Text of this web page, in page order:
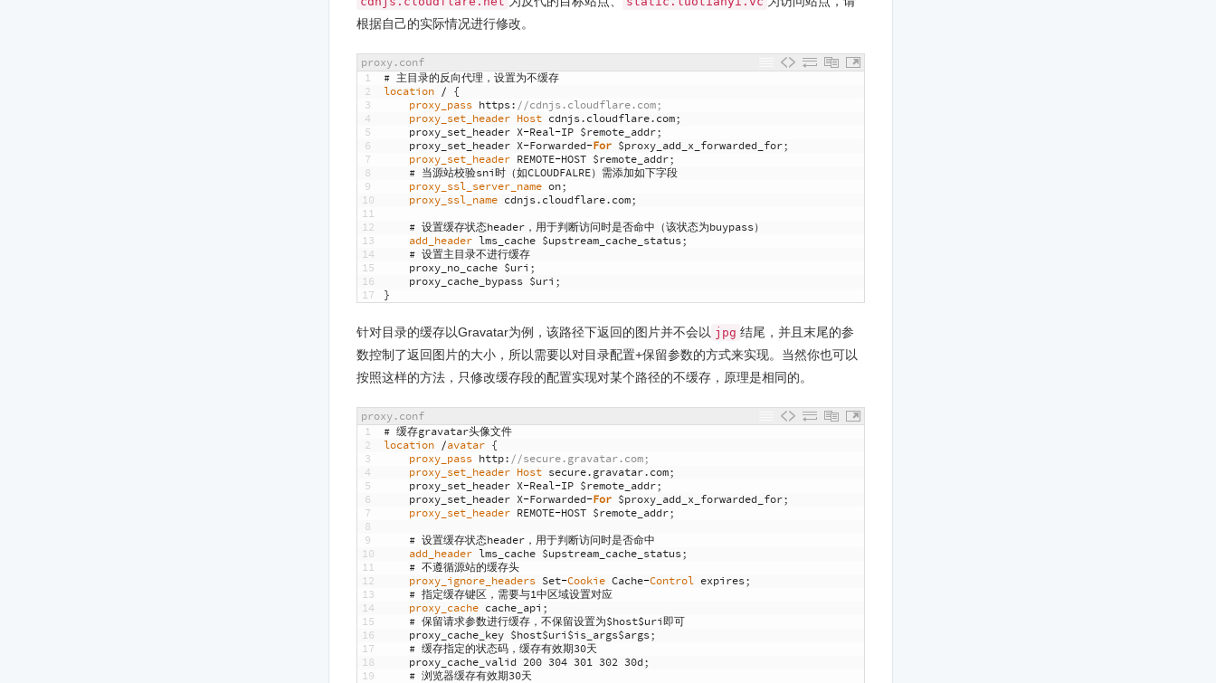
根据自己的实际情况进行修改。
proxy.conf
1
2
3
4
5
6
7
8
9
10
11
12
13
14
15
16
17
# 主目录的反向代理，设置为不缓存
location / {
proxy_pass https://cdnjs.cloudflare.com;
proxy_set_header Host cdnjs.cloudflare.com;
proxy_set_header X-Real-IP $remote_addr;
proxy_set_header X-Forwarded-For $proxy_add_x_forwarded_for;
proxy_set_header REMOTE-HOST $remote_addr;
# 当源站校验sni时（如CLOUDFALRE）需添加如下字段
proxy_ssl_server_name on;
proxy_ssl_name cdnjs.cloudflare.com;
# 设置缓存状态header，用于判断访问时是否命中（该状态为buypass）
add_header lms_cache $upstream_cache_status;
# 设置主目录不进行缓存
proxy_no_cache $uri ;
proxy_cache_bypass $uri ;
}
针对目录的缓存以Gravatar为例，该路径下返回的图片并不会以 jpg 结尾，并且末尾的参
数控制了返回图片的大小，所以需要以对目录配置+保留参数的方式来实现。当然你也可以
按照这样的方法，只修改缓存段的配置实现对某个路径的不缓存，原理是相同的。
proxy.conf
1
2
3
4
5
6
7
8
9
10
11
12
13
14
15
16
17
18
19
# 缓存gravatar头像文件
location /avatar {
proxy_pass http://secure.gravatar.com;
proxy_set_header Host secure.gravatar.com;
proxy_set_header X-Real-IP $remote_addr;
proxy_set_header X-Forwarded-For $proxy_add_x_forwarded_for;
proxy_set_header REMOTE-HOST $remote_addr;
# 设置缓存状态header，用于判断访问时是否命中
add_header lms_cache $upstream_cache_status;
# 不遵循源站的缓存头
proxy_ignore_headers Set-Cookie Cache-Control expires;
# 指定缓存键区，需要与1中区域设置对应
proxy_cache cache_api ;
# 保留请求参数进行缓存，不保留设置为$host$uri即可
proxy_cache_key $host$uri$is_args$args;
# 缓存指定的状态码，缓存有效期30天
proxy_cache_valid 200 304 301 302 30d;
# 浏览器缓存有效期30天